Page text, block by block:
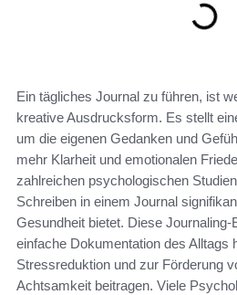
Ein tägliches Journal zu führen, ist
kreative Ausdrucksform. Es stellt
um die eigenen Gedanken und
mehr Klarheit und emotionalen
zahlreichen psychologischen
Schreiben in einem Journal
Gesundheit bietet. Diese Journaling-
einfache Dokumentation des Alltags
Stressreduktion und zur Förderung
Achtsamkeit beitragen. Viele